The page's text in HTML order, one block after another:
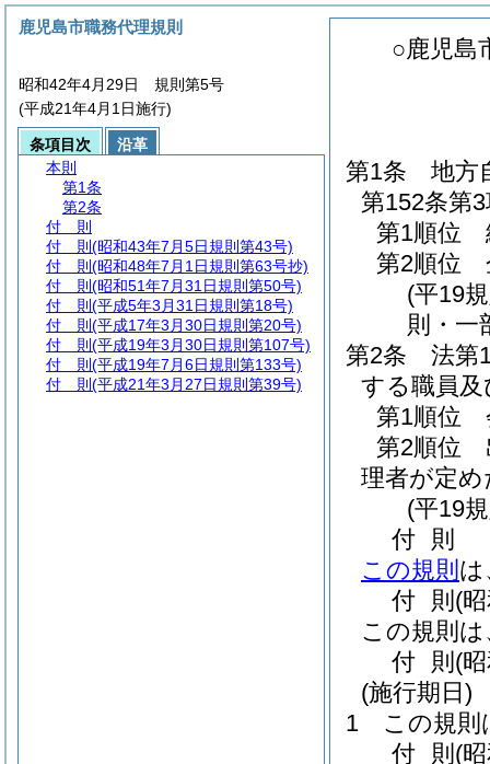
○鹿児島
第1条
地方
第152条第
第1順位
第2順位
(平19
則・一
第2条
法第
する職員
第1順位
第2順位
理者が定め
(平19
付 則
この規則 は
付 則 (
この規則
付 則 (
(施行期日)
1
この規則
付 則 (
鹿児島市職務代理規則
昭和42年4月29日 規則第5号
(平成21年4月1日施行)
条項目次
沿革
本則
第1条
第2条
付 則
付 則 (昭和43年7月5日規則第43号)
付 則 (昭和48年7月1日規則第63号抄)
付 則 (昭和51年7月31日規則第50号)
付 則 (平成5年3月31日規則第18号)
付 則 (平成17年3月30日規則第20号)
付 則 (平成19年3月30日規則第107号)
付 則 (平成19年7月6日規則第133号)
付 則 (平成21年3月27日規則第39号)